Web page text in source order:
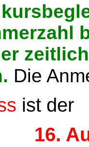
Die
ist der
16.